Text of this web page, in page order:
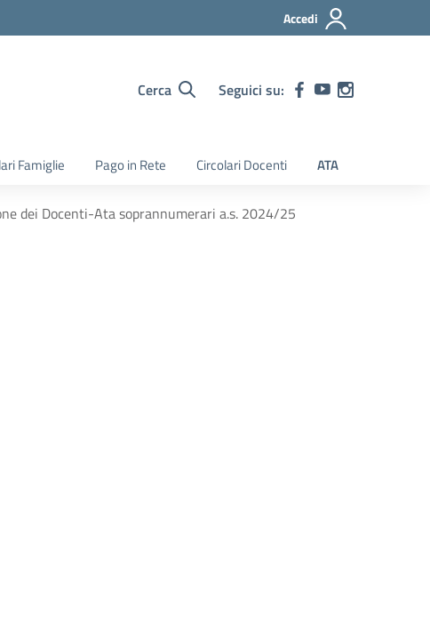
Accedi
Cerca Seguici su:
Famiglie Pago in Rete Circolari Docenti ATA
dei Docenti-Ata soprannumerari a.s. 2024/25